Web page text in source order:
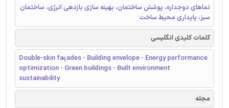
نماهای دوجداره، پوشش ساختمان، بهینه سازی بازدهی انرژی، ساختمان
سبز، پایداری محیط ساخت
کلمات کلیدی انگلیسی
Double-skin façades - Building envelope - Energy performance
optimization - Green buildings - Built environment
sustainability
مجله